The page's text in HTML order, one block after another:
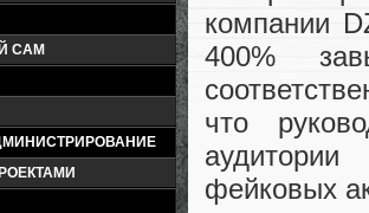
САМ
компании
400%
что
фейковых